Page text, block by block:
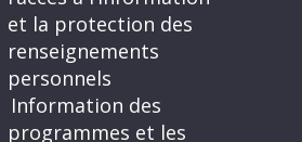
et la protection des
renseignements
personnels
Information des
programmes et les